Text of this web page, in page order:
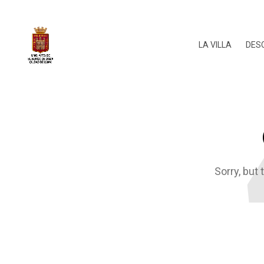
LA VILLA
Sorry, but